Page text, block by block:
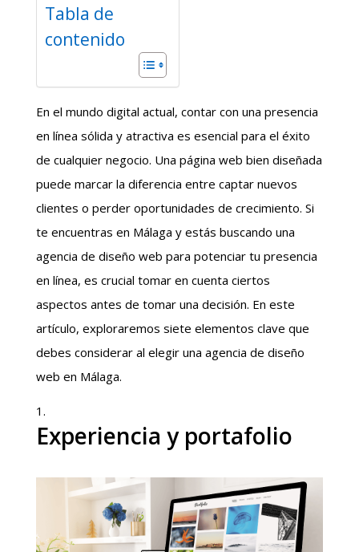
Tabla de
contenido
En el mundo digital actual, contar con una presencia
en línea sólida y atractiva es esencial para el éxito
de cualquier negocio. Una página web bien diseñada
puede marcar la diferencia entre captar nuevos
clientes o perder oportunidades de crecimiento. Si
te encuentras en Málaga y estás buscando una
agencia de diseño web para potenciar tu presencia
en línea, es crucial tomar en cuenta ciertos
aspectos antes de tomar una decisión. En este
artículo, exploraremos siete elementos clave que
debes considerar al elegir una agencia de diseño
web en Málaga.
Experiencia y portafolio